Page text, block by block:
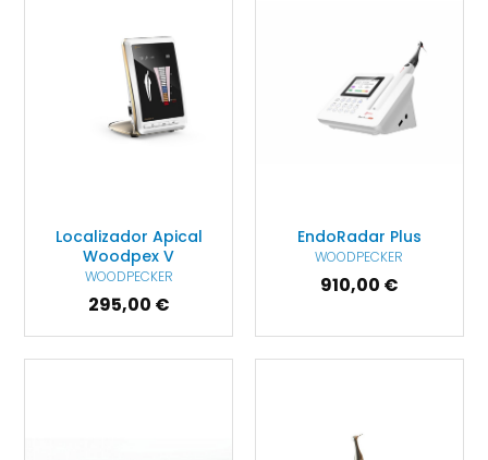
Localizador Apical
Woodpex V
WOODPECKER
295,00 €
EndoRadar Plus
WOODPECKER
910,00 €